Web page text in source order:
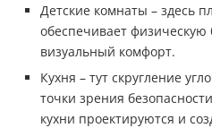
Детские комнаты – здесь
обеспечивает физическую
визуальный комфорт.
Кухня – тут скругление
точки зрения
кухни проектируются и